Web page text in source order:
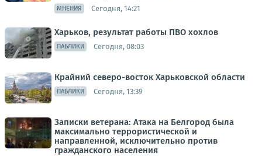
МНЕНИЯ Сегодня, 14:21
Харьков, результат работы ПВО хохлов
ПАБЛИКИ Сегодня, 08:03
Крайний северо-восток Харьковской области
ПАБЛИКИ Сегодня, 13:39
Записки ветерана: Атака на Белгород была
максимально террористической и
направленной, исключительно против
гражданского населения